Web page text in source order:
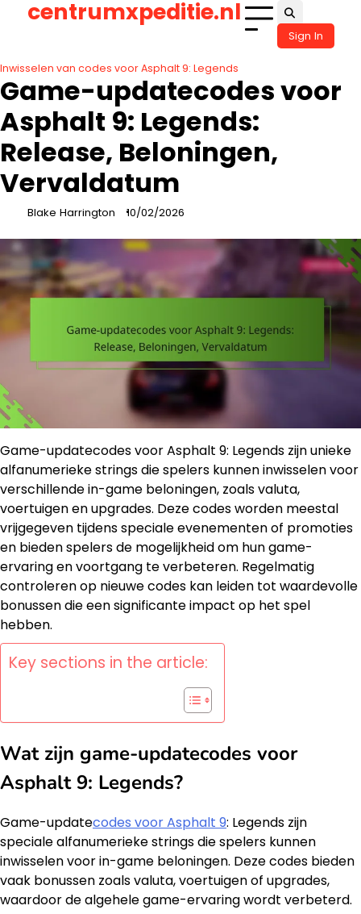
centrumxpeditie.nl
Sign In
Inwisselen van codes voor Asphalt 9: Legends
Game-updatecodes voor
Asphalt 9: Legends:
Release, Beloningen,
Vervaldatum
Blake Harrington 10/02/2026
Game-updatecodes voor Asphalt 9: Legends zijn unieke
alfanumerieke strings die spelers kunnen inwisselen voor
verschillende in-game beloningen, zoals valuta,
voertuigen en upgrades. Deze codes worden meestal
vrijgegeven tijdens speciale evenementen of promoties
en bieden spelers de mogelijkheid om hun game-
ervaring en voortgang te verbeteren. Regelmatig
controleren op nieuwe codes kan leiden tot waardevolle
bonussen die een significante impact op het spel
hebben.
Key sections in the article:
Wat zijn game-updatecodes voor
Asphalt 9: Legends?
Game-updatecodes voor Asphalt 9: Legends zijn
speciale alfanumerieke strings die spelers kunnen
inwisselen voor in-game beloningen. Deze codes bieden
vaak bonussen zoals valuta, voertuigen of upgrades,
waardoor de algehele game-ervaring wordt verbeterd.